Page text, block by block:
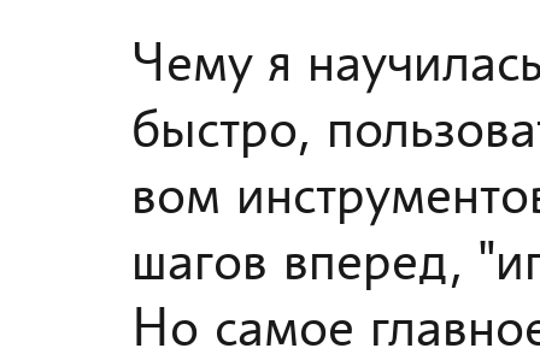
Чему я
быстро,
вом
шагов вперед,
Но самое